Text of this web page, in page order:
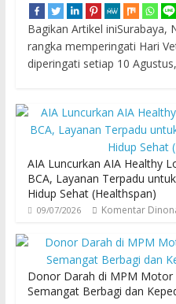
Bagikan Artikel iniSurabaya,
rangka memperingati Hari
diperingati setiap 10
AIA Luncurkan AIA Healthy
BCA, Layanan Terpadu
Hidup Sehat (Healthspan)
09/07/2026 Komentar
Donor Darah di MPM Motor
Semangat Berbagi dan